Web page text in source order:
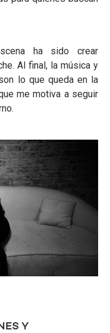
ha sido crear
Al final, la música y
lo que queda en la
me motiva a seguir
Y